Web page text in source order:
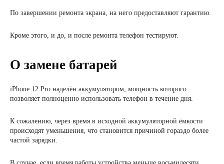
По завершении ремонта экрана, на него предоставляют гарантию.
Кроме этого, и до, и после ремонта телефон тестируют.
О замене батарей
iPhone 12 Pro наделён аккумулятором, мощность которого
позволяет полноценно использовать телефон в течение дня.
К сожалению, через время в исходной аккумуляторной ёмкости
происходят уменьшения, что становится причиной гораздо более
частой зарядки.